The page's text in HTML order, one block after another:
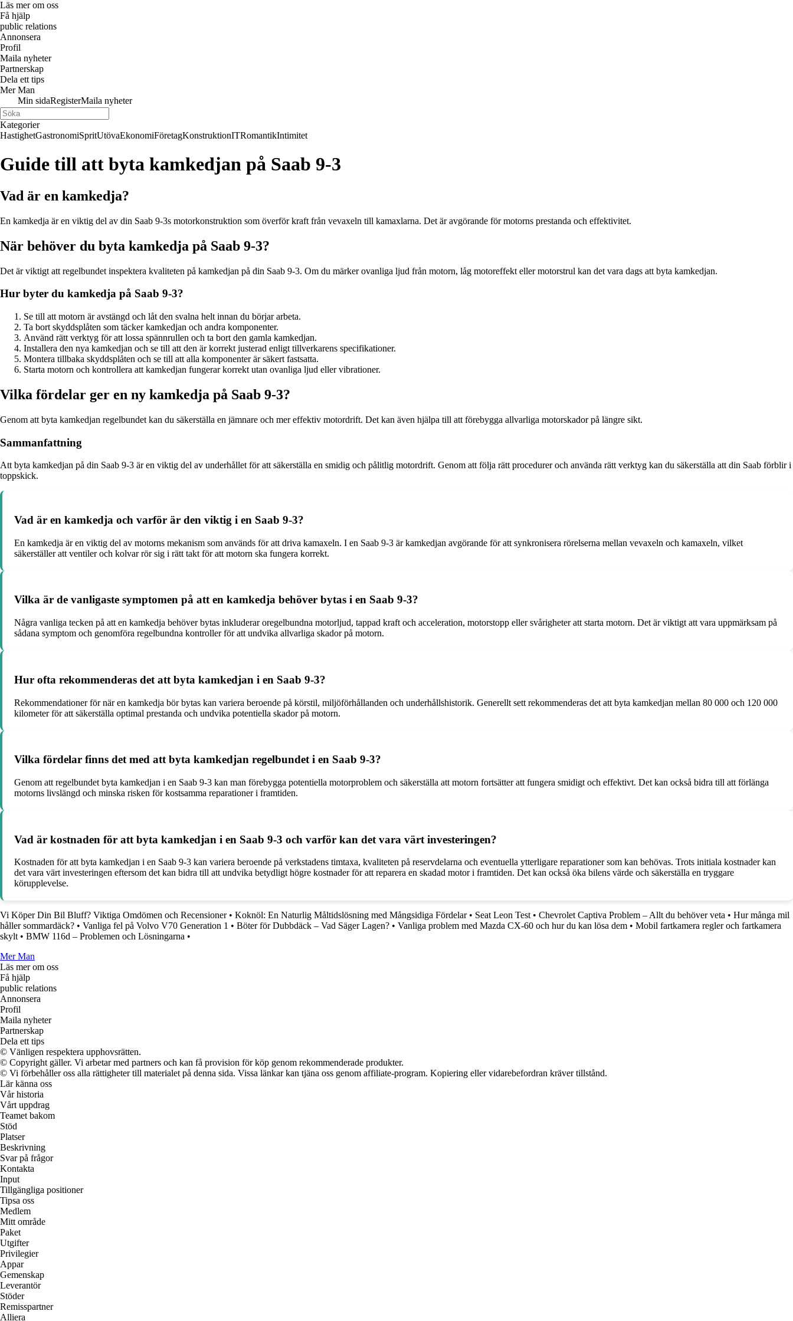
Läs mer om oss
Få hjälp
public relations
Annonsera
Profil
Maila nyheter
Partnerskap
Dela ett tips
Mer Man
Min sidaRegisterMaila nyheter
Kategorier
HastighetGastronomiSpritUtövaEkonomiFöretagKonstruktionITRomantikIntimitet
Guide till att byta kamkedjan på Saab 9-3
Vad är en kamkedja?
En kamkedja är en viktig del av din Saab 9-3s motorkonstruktion som överför kraft från vevaxeln till kamaxlarna. Det är avgörande för motorns prestanda och effektivitet.
När behöver du byta kamkedja på Saab 9-3?
Det är viktigt att regelbundet inspektera kvaliteten på kamkedjan på din Saab 9-3. Om du märker ovanliga ljud från motorn, låg motoreffekt eller motorstrul kan det vara dags att byta kamkedjan.
Hur byter du kamkedja på Saab 9-3?
Se till att motorn är avstängd och låt den svalna helt innan du börjar arbeta.
Ta bort skyddsplåten som täcker kamkedjan och andra komponenter.
Använd rätt verktyg för att lossa spännrullen och ta bort den gamla kamkedjan.
Installera den nya kamkedjan och se till att den är korrekt justerad enligt tillverkarens specifikationer.
Montera tillbaka skyddsplåten och se till att alla komponenter är säkert fastsatta.
Starta motorn och kontrollera att kamkedjan fungerar korrekt utan ovanliga ljud eller vibrationer.
Vilka fördelar ger en ny kamkedja på Saab 9-3?
Genom att byta kamkedjan regelbundet kan du säkerställa en jämnare och mer effektiv motordrift. Det kan även hjälpa till att förebygga allvarliga motorskador på längre sikt.
Sammanfattning
Att byta kamkedjan på din Saab 9-3 är en viktig del av underhållet för att säkerställa en smidig och pålitlig motordrift. Genom att följa rätt procedurer och använda rätt verktyg kan du säkerställa att din Saab förblir i
toppskick.
Vad är en kamkedja och varför är den viktig i en Saab 9-3?
En kamkedja är en viktig del av motorns mekanism som används för att driva kamaxeln. I en Saab 9-3 är kamkedjan avgörande för att synkronisera rörelserna mellan vevaxeln och kamaxeln, vilket
säkerställer att ventiler och kolvar rör sig i rätt takt för att motorn ska fungera korrekt.
Vilka är de vanligaste symptomen på att en kamkedja behöver bytas i en Saab 9-3?
Några vanliga tecken på att en kamkedja behöver bytas inkluderar oregelbundna motorljud, tappad kraft och acceleration, motorstopp eller svårigheter att starta motorn. Det är viktigt att vara uppmärksam på
sådana symptom och genomföra regelbundna kontroller för att undvika allvarliga skador på motorn.
Hur ofta rekommenderas det att byta kamkedjan i en Saab 9-3?
Rekommendationer för när en kamkedja bör bytas kan variera beroende på körstil, miljöförhållanden och underhållshistorik. Generellt sett rekommenderas det att byta kamkedjan mellan 80 000 och 120 000
kilometer för att säkerställa optimal prestanda och undvika potentiella skador på motorn.
Vilka fördelar finns det med att byta kamkedjan regelbundet i en Saab 9-3?
Genom att regelbundet byta kamkedjan i en Saab 9-3 kan man förebygga potentiella motorproblem och säkerställa att motorn fortsätter att fungera smidigt och effektivt. Det kan också bidra till att förlänga
motorns livslängd och minska risken för kostsamma reparationer i framtiden.
Vad är kostnaden för att byta kamkedjan i en Saab 9-3 och varför kan det vara värt investeringen?
Kostnaden för att byta kamkedjan i en Saab 9-3 kan variera beroende på verkstadens timtaxa, kvaliteten på reservdelarna och eventuella ytterligare reparationer som kan behövas. Trots initiala kostnader kan
det vara värt investeringen eftersom det kan bidra till att undvika betydligt högre kostnader för att reparera en skadad motor i framtiden. Det kan också öka bilens värde och säkerställa en tryggare
körupplevelse.
Vi Köper Din Bil Bluff? Viktiga Omdömen och Recensioner• Koknöl: En Naturlig Måltidslösning med Mångsidiga Fördelar• Seat Leon Test• Chevrolet Captiva Problem – Allt du behöver veta • Hur många mil
håller sommardäck? • Vanliga fel på Volvo V70 Generation 1 • Böter för Dubbdäck – Vad Säger Lagen? • Vanliga problem med Mazda CX-60 och hur du kan lösa dem • Mobil fartkamera regler och fartkamera
skylt• BMW 116d – Problemen och Lösningarna •
Mer Man
Läs mer om oss
Få hjälp
public relations
Annonsera
Profil
Maila nyheter
Partnerskap
Dela ett tips
© Vänligen respektera upphovsrätten.
© Copyright gäller. Vi arbetar med partners och kan få provision för köp genom rekommenderade produkter.
© Vi förbehåller oss alla rättigheter till materialet på denna sida. Vissa länkar kan tjäna oss genom affiliate-program. Kopiering eller vidarebefordran kräver tillstånd.
Lär känna oss
Vår historia
Vårt uppdrag
Teamet bakom
Stöd
Platser
Beskrivning
Svar på frågor
Kontakta
Input
Tillgängliga positioner
Tipsa oss
Medlem
Mitt område
Paket
Utgifter
Privilegier
Appar
Gemenskap
Leverantör
Stöder
Remisspartner
Alliera